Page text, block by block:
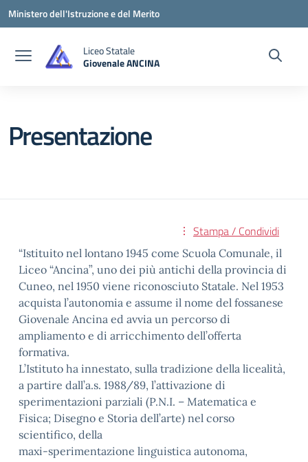
Vai ai contenuti
Vai al menu di navigazione
Vai al footer
Ministero dell'Istruzione e del Merito
Liceo Statale
Giovenale ANCINA
Presentazione
Stampa / Condividi
“Istituito nel lontano 1945 come Scuola Comunale, il
Liceo “Ancina”, uno dei più antichi della provincia di
Cuneo, nel 1950 viene riconosciuto Statale. Nel 1953
acquista l’autonomia e assume il nome del fossanese
Giovenale Ancina ed avvia un percorso di
ampliamento e di arricchimento dell’offerta
formativa.
L’Istituto ha innestato, sulla tradizione della licealità,
a partire dall’a.s. 1988/89, l’attivazione di
sperimentazioni parziali (P.N.I. – Matematica e
Fisica; Disegno e Storia dell’arte) nel corso
scientifico, della
maxi-sperimentazione linguistica autonoma,